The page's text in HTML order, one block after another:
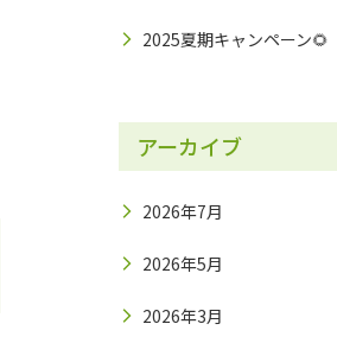
2025夏期キャンペーン🌻
アーカイブ
2026年7月
2026年5月
2026年3月